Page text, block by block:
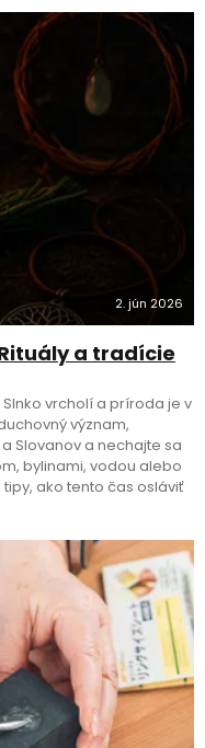
2. jún 2026
a tradície
vrcholí a príroda je v
význam,
Slovanov a nechajte sa
bylinami, vodou alebo
ako tento čas osláviť